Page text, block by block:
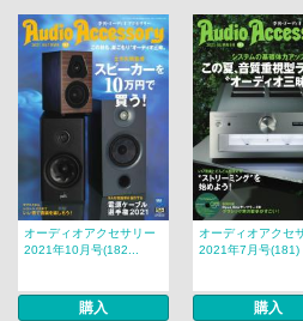
オーディオアクセサリー
2021年10月号(182...
購入
オーディオアクセ
2021年7月号(181)
購入